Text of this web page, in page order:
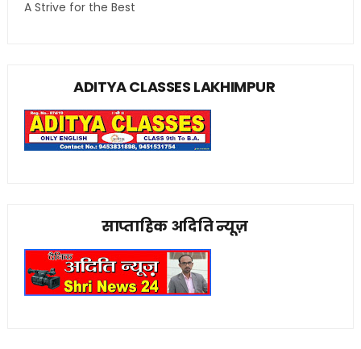
A Strive for the Best
ADITYA CLASSES LAKHIMPUR
साप्ताहिक अदिति न्यूज़